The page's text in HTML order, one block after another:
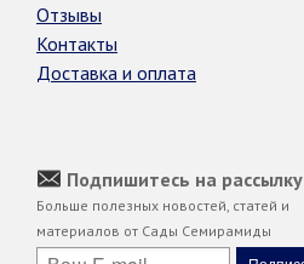
Отзывы
Контакты
Доставка и оплата
Подпишитесь на рассылку
Больше полезных новостей, статей и
материалов от Сады Семирамиды